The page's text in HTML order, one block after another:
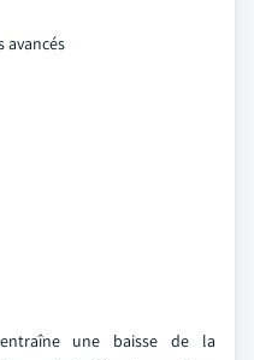
avancés
une baisse de la